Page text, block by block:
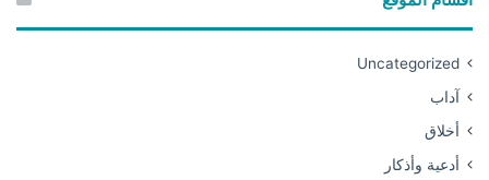
Uncategorized
آداب
أخلاق
أدعية وأذكار